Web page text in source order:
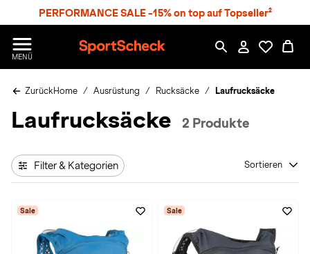
PERFORMANCE SALE -15% on top auf Topseller²
MENÜ
p
r
S
e
c
k
ZurückHome Ausrüstung Rucksäcke Laufrucksäcke
Laufrucksäcke 2 Produkte
Filter & Kategorien Sortieren
Sale Sale